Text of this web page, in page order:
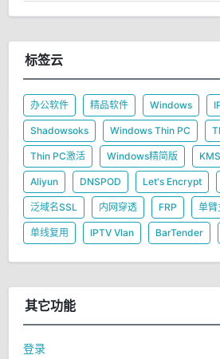
标签云
办公软件 精品软件 Windows
Shadowsoks Windows Thin PC
Thin PC激活 Windows精简版 KMS
Aliyun DNSPOD Let's Encrypt
泛域名SSL 内网穿透 FRP 单臂
单线复用 IPTV Vlan BarTender
其它功能
登录